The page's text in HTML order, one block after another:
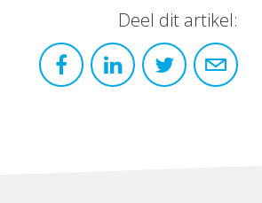
Deel dit artikel: